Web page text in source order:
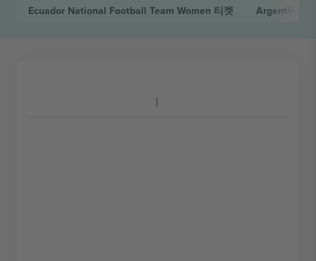
Ecuador National Football Team Women 티켓 Argentina